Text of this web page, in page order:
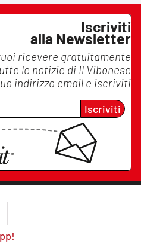
Iscriviti
alla Newsletter
ricevere gratuitamente
le notizie di Il Vibonese
indirizzo email e iscriviti
Iscriviti